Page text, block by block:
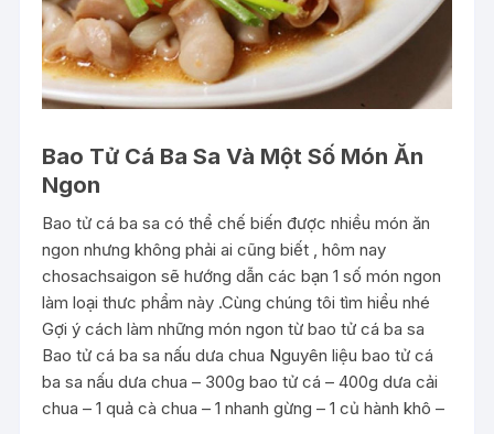
Bao Tử Cá Ba Sa Và Một Số Món Ăn
Ngon
Bao tử cá ba sa có thể chế biến được nhiều món ăn
ngon nhưng không phải ai cũng biết , hôm nay
chosachsaigon sẽ hướng dẫn các bạn 1 số món ngon
làm loại thưc phẩm này .Cùng chúng tôi tìm hiểu nhé
Gợi ý cách làm những món ngon từ bao tử cá ba sa
Bao tử cá ba sa nấu dưa chua Nguyên liệu bao tử cá
ba sa nấu dưa chua – 300g bao tử cá – 400g dưa cải
chua – 1 quả cà chua – 1 nhanh gừng – 1 củ hành khô –